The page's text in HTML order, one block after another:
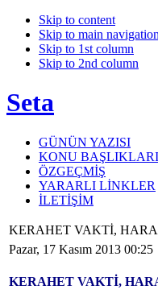
Skip to content
Skip to main navigation
Skip to 1st column
Skip to 2nd column
Seta
GÜNÜN YAZISI
KONU BAŞLIKLARI
ÖZGEÇMİŞ
YARARLI LİNKLER
İLETİŞİM
KERAHET VAKTİ,
Pazar, 17 Kasım 2013 00:25
KERAHET VAKTİ,